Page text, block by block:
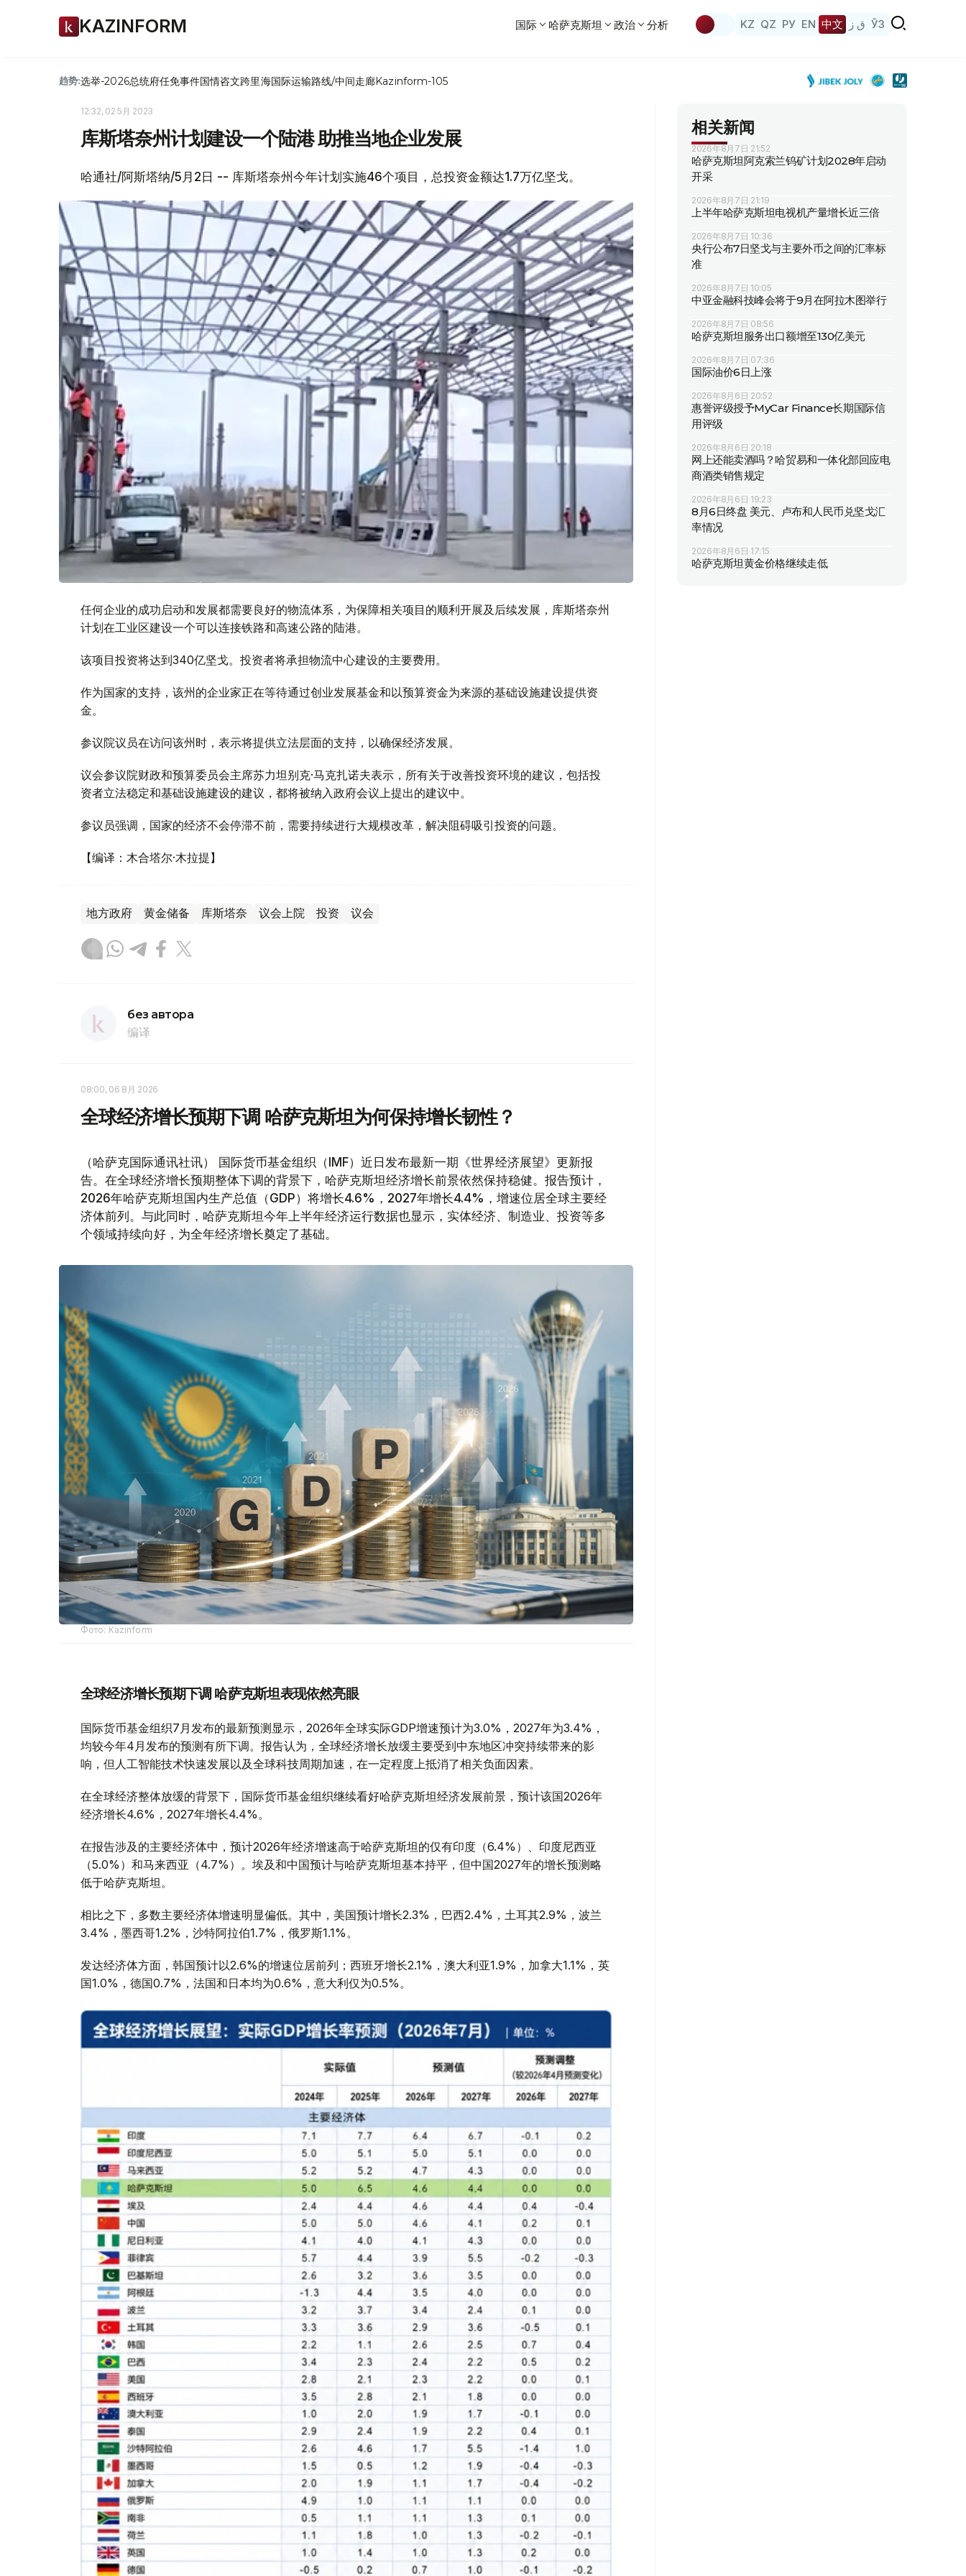
KAZINFORM 国际 哈萨克斯坦 政治 分析 KZ QZ РУ EN 中文 ق ز ЎЗ
趋势:选举-2026总统府任免事件国情咨文跨里海国际运输路线/中间走廊Kazinform-105
12:32, 02 5月 2023
库斯塔奈州计划建设一个陆港 助推当地企业发展
哈通社/阿斯塔纳/5月2日 -- 库斯塔奈州今年计划实施46个项目，总投资金额达1.7万亿坚戈。
任何企业的成功启动和发展都需要良好的物流体系，为保障相关项目的顺利开展及后续发展，库斯塔奈州
计划在工业区建设一个可以连接铁路和高速公路的陆港。
该项目投资将达到340亿坚戈。投资者将承担物流中心建设的主要费用。
作为国家的支持，该州的企业家正在等待通过创业发展基金和以预算资金为来源的基础设施建设提供资
金。
参议院议员在访问该州时，表示将提供立法层面的支持，以确保经济发展。
议会参议院财政和预算委员会主席苏力坦别克·马克扎诺夫表示，所有关于改善投资环境的建议，包括投
资者立法稳定和基础设施建设的建议，都将被纳入政府会议上提出的建议中。
参议员强调，国家的经济不会停滞不前，需要持续进行大规模改革，解决阻碍吸引投资的问题。
【编译：木合塔尔·木拉提】
地方政府 黄金储备 库斯塔奈 议会上院 投资 议会
без автора
编译
08:00, 06 8月 2026
全球经济增长预期下调 哈萨克斯坦为何保持增长韧性？
（哈萨克国际通讯社讯） 国际货币基金组织（IMF）近日发布最新一期《世界经济展望》更新报
告。在全球经济增长预期整体下调的背景下，哈萨克斯坦经济增长前景依然保持稳健。报告预计，
2026年哈萨克斯坦国内生产总值（GDP）将增长4.6%，2027年增长4.4%，增速位居全球主要经
济体前列。与此同时，哈萨克斯坦今年上半年经济运行数据也显示，实体经济、制造业、投资等多
个领域持续向好，为全年经济增长奠定了基础。
Фото: Kazinform
全球经济增长预期下调 哈萨克斯坦表现依然亮眼
国际货币基金组织7月发布的最新预测显示，2026年全球实际GDP增速预计为3.0%，2027年为3.4%，
均较今年4月发布的预测有所下调。报告认为，全球经济增长放缓主要受到中东地区冲突持续带来的影
响，但人工智能技术快速发展以及全球科技周期加速，在一定程度上抵消了相关负面因素。
在全球经济整体放缓的背景下，国际货币基金组织继续看好哈萨克斯坦经济发展前景，预计该国2026年
经济增长4.6%，2027年增长4.4%。
在报告涉及的主要经济体中，预计2026年经济增速高于哈萨克斯坦的仅有印度（6.4%）、印度尼西亚
（5.0%）和马来西亚（4.7%）。埃及和中国预计与哈萨克斯坦基本持平，但中国2027年的增长预测略
低于哈萨克斯坦。
相比之下，多数主要经济体增速明显偏低。其中，美国预计增长2.3%，巴西2.4%，土耳其2.9%，波兰
3.4%，墨西哥1.2%，沙特阿拉伯1.7%，俄罗斯1.1%。
发达经济体方面，韩国预计以2.6%的增速位居前列；西班牙增长2.1%，澳大利亚1.9%，加拿大1.1%，英
国1.0%，德国0.7%，法国和日本均为0.6%，意大利仅为0.5%。
相关新闻
2026年8月7日 21:52
哈萨克斯坦阿克索兰钨矿计划2028年启动
开采
2026年8月7日 21:19
上半年哈萨克斯坦电视机产量增长近三倍
2026年8月7日 10:36
央行公布7日坚戈与主要外币之间的汇率标
准
2026年8月7日 10:05
中亚金融科技峰会将于9月在阿拉木图举行
2026年8月7日 08:56
哈萨克斯坦服务出口额增至130亿美元
2026年8月7日 07:36
国际油价6日上涨
2026年8月6日 20:52
惠誉评级授予MyCar Finance长期国际信
用评级
2026年8月6日 20:18
网上还能卖酒吗？哈贸易和一体化部回应电
商酒类销售规定
2026年8月6日 19:23
8月6日终盘 美元、卢布和人民币兑坚戈汇
率情况
2026年8月6日 17:15
哈萨克斯坦黄金价格继续走低